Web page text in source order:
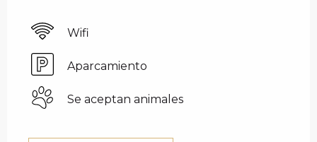
Wifi
Aparcamiento
Se aceptan animales